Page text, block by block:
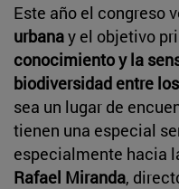
Este año el congreso
urbanay el objetivo
conocimiento y la
biodiversidad entre
sea un lugar de
tienen una especial
especialmente hacia
Rafael Miranda,